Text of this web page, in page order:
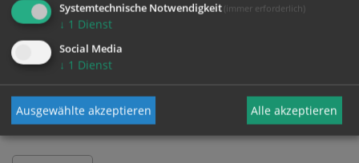
Benutzername
Passwort
Systemtechnische Notwendigkeit (immer erforderlich)
↓ 1 Dienst
Social Media
↓ 1 Dienst
Ausgewählte akzeptieren Alle akzeptieren